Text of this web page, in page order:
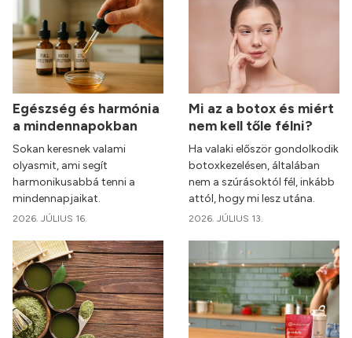
Egészség és harmónia
a mindennapokban
Sokan keresnek valami
olyasmit, ami segít
harmonikusabbá tenni a
mindennapjaikat.
2026. JÚLIUS 16.
Mi az a botox és miért
nem kell tőle félni?
Ha valaki először gondolkodik
botoxkezelésen, általában
nem a szúrásoktól fél, inkább
attól, hogy mi lesz utána.
2026. JÚLIUS 13.